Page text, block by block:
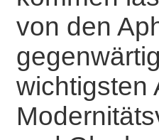
von den
wichtigsten